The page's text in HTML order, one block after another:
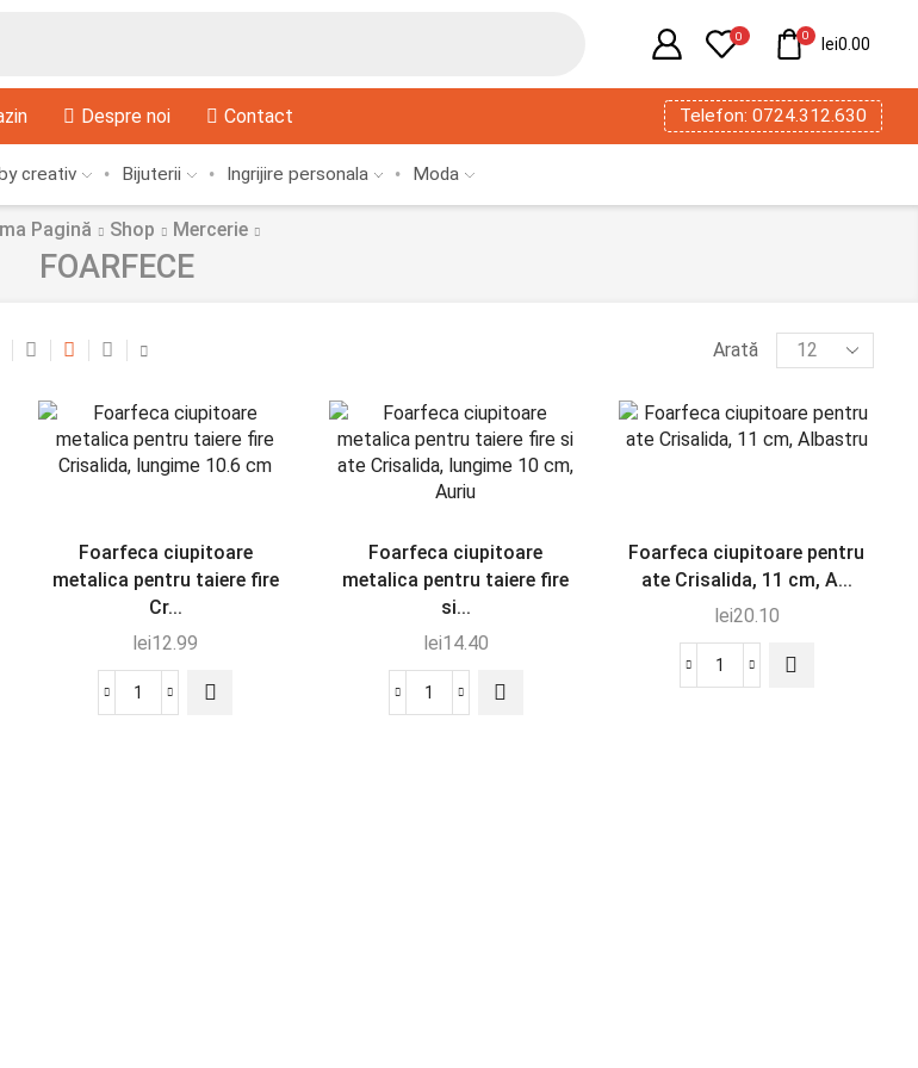
0 0 lei0.00
Despre noi Contact Telefon: 0724.312.630
creativ Bijuterii Ingrijire personala Moda
Pagină Shop Mercerie
FOARFECE
Arată
Foarfeca ciupitoare
metalica pentru taiere fire
Cr...
lei12.99
Foarfeca ciupitoare
metalica pentru taiere fire
si...
lei14.40
Foarfeca ciupitoare pentru
ate Crisalida, 11 cm, A...
lei20.10